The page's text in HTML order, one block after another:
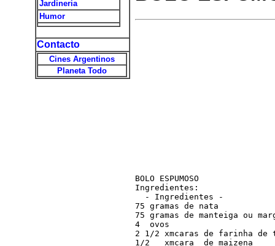
Jardineria
Humor
Contacto
Cines Argentinos
Planeta Todo
BOLO ESPUMOSO
Ingredientes:
  - Ingredientes -
75 gramas de nata
75 gramas de manteiga ou
4  ovos
2 1/2 xmcaras de farinha de
1/2   xmcara  de maizena